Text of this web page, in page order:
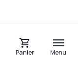
Panier Menu